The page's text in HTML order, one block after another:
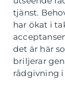
tjänst.
har ökat i
det är här
briljerar
rådgivning